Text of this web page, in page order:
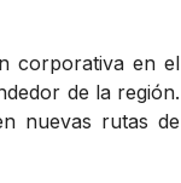
corporativa en el
de la región.
nuevas rutas de